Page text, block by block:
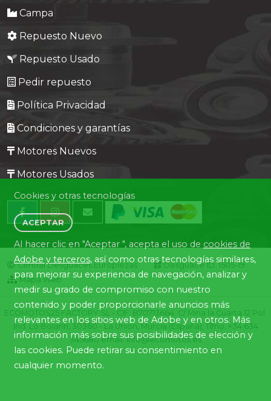
Campa
Repuesto Nuevo
Repuesto Usado
Pedir repuesto
Política Privacidad
Condiciones y garantías
Motores Nuevos
Motores Usados
Central Desguaces Europiezas
Desguace ID. 1505-19
Mapa Web
ECOMOTOS25 FACTORY SL - CIF: B70713664. C/ Mina la Cuarta,12 Pol.
Ind. Lo Bolarín, 30360 - La Union, Murcia (España). Tlfno. +34 634
345680 email: info@ecomotos.es
Cookies y otras tecnologías
ACEPTAR
Al hacer clic en "Aceptar ", acepta el uso de cookies de
Adobe y terceros, así como otras tecnologías similares,
para mejorar su experiencia de navegación, analizar y
medir su grado de compromiso con nuestro
contenido y poder proporcionarle anuncios más
relevantes en los sitios web de Adobe y en otros. Más
información más sobre sus posibilidades de elección y
las cookies. Puede retirar su consentimiento en
cualquier momento.